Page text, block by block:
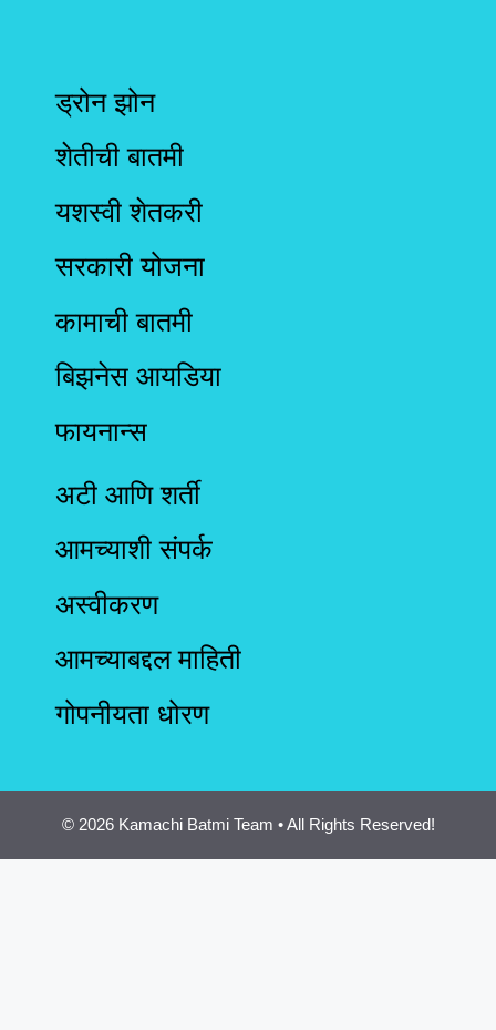
ड्रोन झोन
शेतीची बातमी
यशस्वी शेतकरी
सरकारी योजना
कामाची बातमी
बिझनेस आयडिया
फायनान्स
अटी आणि शर्ती
आमच्याशी संपर्क
अस्वीकरण
आमच्याबद्दल माहिती
गोपनीयता धोरण
© 2026 Kamachi Batmi Team • All Rights Reserved!